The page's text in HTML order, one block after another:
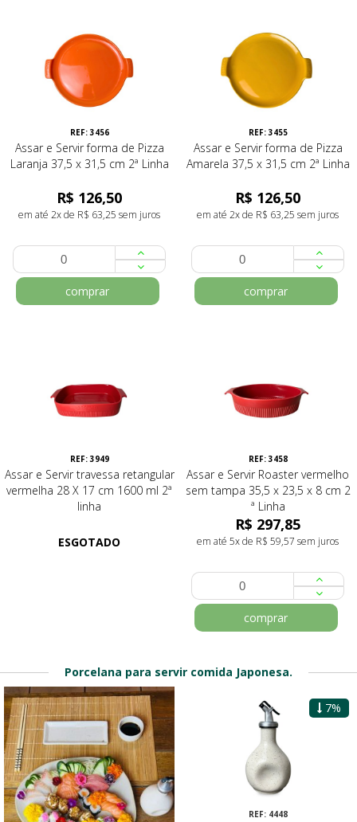
REF: 3456
Assar e Servir forma de Pizza
Laranja 37,5 x 31,5 cm 2ª Linha
R$ 126,50
em até 2x de R$ 63,25 sem juros
comprar
REF: 3455
Assar e Servir forma de Pizza
Amarela 37,5 x 31,5 cm 2ª Linha
R$ 126,50
em até 2x de R$ 63,25 sem juros
comprar
REF: 3949
Assar e Servir travessa retangular
vermelha 28 X 17 cm 1600 ml 2ª
linha
ESGOTADO
REF: 3458
Assar e Servir Roaster vermelho
sem tampa 35,5 x 23,5 x 8 cm 2
ª Linha
R$ 297,85
em até 5x de R$ 59,57 sem juros
comprar
Porcelana para servir comida Japonesa.
REF: 4621
7%
REF: 4448